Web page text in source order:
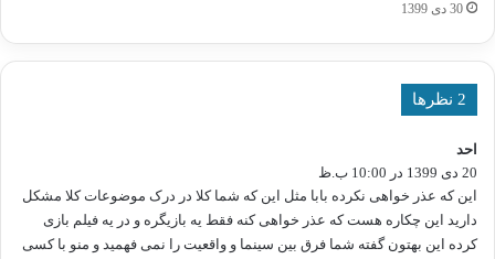
30 دی 1399
‫2 نظرها
احد
ف
ت
:
20 دی 1399 در 10:00 ب.ظ
این که عذر خواهی نکرده بابا مثل این که شما کلا در درک موضوعات کلا مشکل
دارید این چکاره هست که عذر خواهی کنه فقط یه بازیگره و در یه فیلم بازی
کرده این بهتون گفته شما فرق بین سینما و واقعیت را نمی فهمید و منو با کسی